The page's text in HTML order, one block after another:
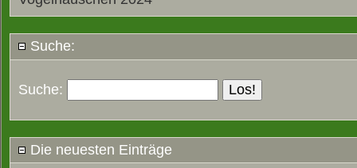
Suche:
Suche:
Die neuesten Einträge